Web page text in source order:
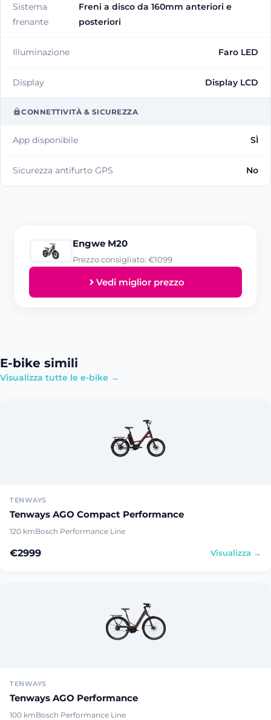
Sistema
frenante
Freni a disco da 160mm anteriori e
posteriori
Illuminazione Faro LED
Display Display LCD
CONNETTIVITÀ & SICUREZZA
App disponibile SÌ
Sicurezza antifurto GPS No
Engwe M20
Prezzo consigliato: €1099
Vedi miglior prezzo
E-bike simili
Visualizza tutte le e-bike →
TENWAYS
Tenways AGO Compact Performance
120 kmBosch Performance Line
€2999 Visualizza →
TENWAYS
Tenways AGO Performance
100 kmBosch Performance Line